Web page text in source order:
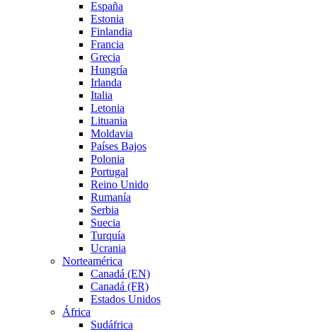
España
Estonia
Finlandia
Francia
Grecia
Hungría
Irlanda
Italia
Letonia
Lituania
Moldavia
Países Bajos
Polonia
Portugal
Reino Unido
Rumanía
Serbia
Suecia
Turquía
Ucrania
Norteamérica
Canadá (EN)
Canadá (FR)
Estados Unidos
África
Sudáfrica